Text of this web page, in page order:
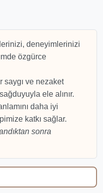
deneyimlerinizi
özgürce
saygı ve nezaket
ele alınır.
daha iyi
katkı sağlar.
sonra